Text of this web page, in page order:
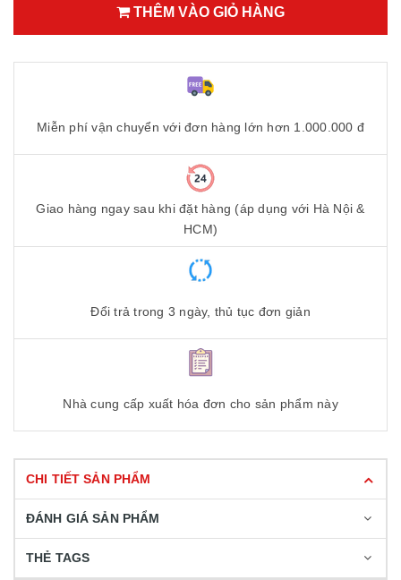
THÊM VÀO GIỎ HÀNG
Miễn phí vận chuyển với đơn hàng lớn hơn 1.000.000 đ
Giao hàng ngay sau khi đặt hàng (áp dụng với Hà Nội &
HCM)
Đổi trả trong 3 ngày, thủ tục đơn giản
Nhà cung cấp xuất hóa đơn cho sản phẩm này
CHI TIẾT SẢN PHẨM
ĐÁNH GIÁ SẢN PHẨM
THẺ TAGS